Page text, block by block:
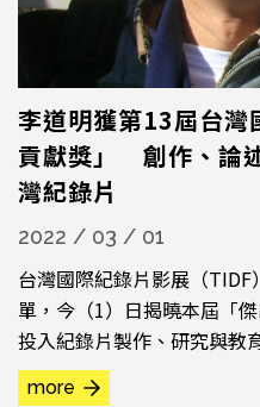
李道明獲第13屆台灣
貢獻獎」 創作、論
灣紀錄片
2022 / 03 / 01
台灣國際紀錄片影展（
單，今（1）日揭曉本屆「
投入紀錄片製作、研究與教
片發展及論述的諸多貢獻。
more